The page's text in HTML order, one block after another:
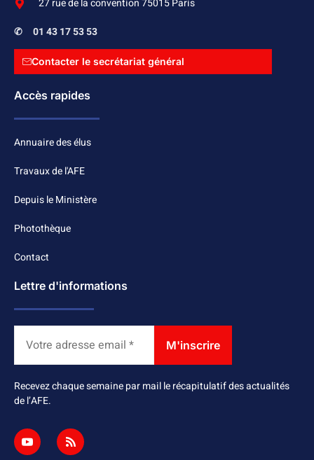
27 rue de la convention 75015 Paris
✆ 01 43 17 53 53
Contacter le secrétariat général
Accès rapides
Annuaire des élus
Travaux de l'AFE
Depuis le Ministère
Photothèque
Contact
Lettre d'informations
Recevez chaque semaine par mail le récapitulatif des actualités
de l’AFE.